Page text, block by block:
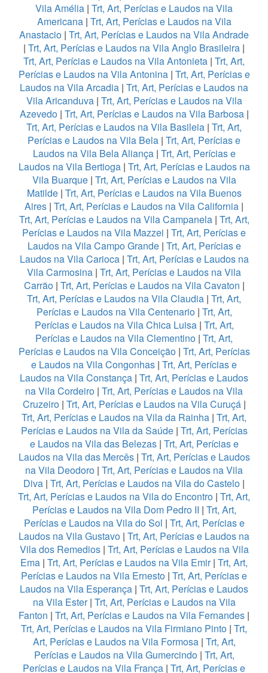
Vila Amélia | Trt, Art, Perícias e Laudos na Vila
Americana| Trt, Art, Perícias e Laudos na Vila
Anastacio | Trt, Art, Perícias e Laudos na Vila Andrade
| Trt, Art, Perícias e Laudos na Vila Anglo Brasileira |
Trt, Art, Perícias e Laudos na Vila Antonieta | Trt, Art,
Perícias e Laudos na Vila Antonina| Trt, Art, Perícias e
Laudos na Vila Arcadia | Trt, Art, Perícias e Laudos na
Vila Aricanduva| Trt, Art, Perícias e Laudos na Vila
Azevedo| Trt, Art, Perícias e Laudos na Vila Barbosa|
Trt, Art, Perícias e Laudos na Vila Basileia | Trt, Art,
Perícias e Laudos na Vila Bela | Trt, Art, Perícias e
Laudos na Vila Bela Aliança| Trt, Art, Perícias e
Laudos na Vila Bertioga| Trt, Art, Perícias e Laudos na
Vila Buarque| Trt, Art, Perícias e Laudos na Vila
Matilde| Trt, Art, Perícias e Laudos na Vila Buenos
Aires | Trt, Art, Perícias e Laudos na Vila California |
Trt, Art, Perícias e Laudos na Vila Campanela| Trt, Art,
Perícias e Laudos na Vila Mazzei | Trt, Art, Perícias e
Laudos na Vila Campo Grande| Trt, Art, Perícias e
Laudos na Vila Carioca| Trt, Art, Perícias e Laudos na
Vila Carmosina | Trt, Art, Perícias e Laudos na Vila
Carrão| Trt, Art, Perícias e Laudos na Vila Cavaton |
Trt, Art, Perícias e Laudos na Vila Claudia | Trt, Art,
Perícias e Laudos na Vila Centenario| Trt, Art,
Perícias e Laudos na Vila Chica Luisa | Trt, Art,
Perícias e Laudos na Vila Clementino | Trt, Art,
Perícias e Laudos na Vila Conceição| Trt, Art, Perícias
e Laudos na Vila Congonhas | Trt, Art, Perícias e
Laudos na Vila Constança | Trt, Art, Perícias e Laudos
na Vila Cordeiro | Trt, Art, Perícias e Laudos na Vila
Cruzeiro | Trt, Art, Perícias e Laudos na Vila Curuçá |
Trt, Art, Perícias e Laudos na Vila da Rainha | Trt, Art,
Perícias e Laudos na Vila da Saúde| Trt, Art, Perícias
e Laudos na Vila das Belezas| Trt, Art, Perícias e
Laudos na Vila das Mercês| Trt, Art, Perícias e Laudos
na Vila Deodoro | Trt, Art, Perícias e Laudos na Vila
Diva | Trt, Art, Perícias e Laudos na Vila do Castelo |
Trt, Art, Perícias e Laudos na Vila do Encontro | Trt, Art,
Perícias e Laudos na Vila Dom Pedro II | Trt, Art,
Perícias e Laudos na Vila do Sol | Trt, Art, Perícias e
Laudos na Vila Gustavo | Trt, Art, Perícias e Laudos na
Vila dos Remedios| Trt, Art, Perícias e Laudos na Vila
Ema | Trt, Art, Perícias e Laudos na Vila Emir| Trt, Art,
Perícias e Laudos na Vila Ernesto | Trt, Art, Perícias e
Laudos na Vila Esperança | Trt, Art, Perícias e Laudos
na Vila Ester| Trt, Art, Perícias e Laudos na Vila
Fanton | Trt, Art, Perícias e Laudos na Vila Fernandes |
Trt, Art, Perícias e Laudos na Vila Firmiano Pinto | Trt,
Art, Perícias e Laudos na Vila Formosa| Trt, Art,
Perícias e Laudos na Vila Gumercindo| Trt, Art,
Perícias e Laudos na Vila França | Trt, Art, Perícias e